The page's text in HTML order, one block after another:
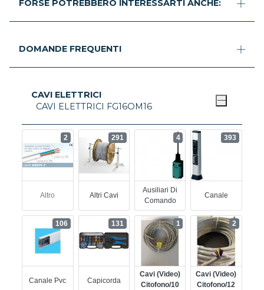
FORSE POTREBBERO INTERESSARTI ANCHE:
DOMANDE FREQUENTI
CAVI ELETTRICI
CAVI ELETTRICI FG16OM16
Altro
2
Altri Cavi
291
Ausiliari Di
Comando
4
Canale
393
Canale Pvc
106
Capicorda
131
Cavi (video)
Citofono/10
1
Cavi (video)
Citofono/12
2